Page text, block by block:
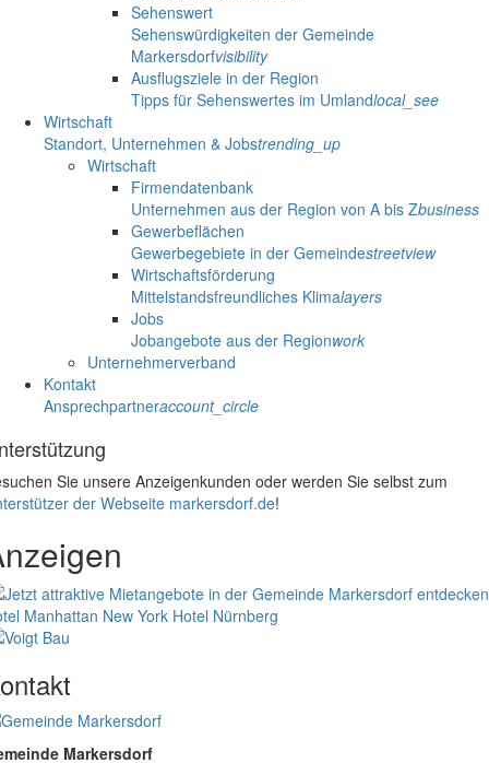
Sehenswert
Sehenswürdigkeiten der Gemeinde
Markersdorfvisibility
Ausflugsziele in der Region
Tipps für Sehenswertes im Umlandlocal_see
Wirtschaft
Standort, Unternehmen & Jobstrending_up
Wirtschaft
Firmendatenbank
Unternehmen aus der Region von A bis Zbusiness
Gewerbeflächen
Gewerbegebiete in der Gemeindestreetview
Wirtschaftsförderung
Mittelstandsfreundliches Klimalayers
Jobs
Jobangebote aus der Regionwork
Unternehmerverband
Kontakt
Ansprechpartneraccount_circle
Sie unsere Anzeigenkunden oder werden Sie selbst zum
der Webseite markersdorf.de!
Manhattan New York Hotel Nürnberg
Markersdorf